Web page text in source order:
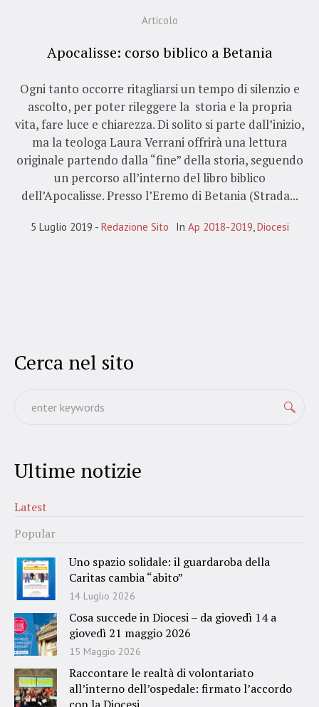
Articolo
Apocalisse: corso biblico a Betania
Ogni tanto occorre ritagliarsi un tempo di silenzio e
ascolto, per poter rileggere la storia e la propria
vita, fare luce e chiarezza. Di solito si parte dall’inizio,
ma la teologa Laura Verrani offrirà una lettura
originale partendo dalla “fine” della storia, seguendo
un percorso all’interno del libro biblico
dell’Apocalisse. Presso l’Eremo di Betania (Strada...
5 Luglio 2019 Redazione Sito In Ap 2018-2019,Diocesi
Cerca nel sito
Ultime notizie
Latest
Popular
Uno spazio solidale: il guardaroba della
Caritas cambia “abito”
14 Luglio 2026
Cosa succede in Diocesi – da giovedì 14 a
giovedì 21 maggio 2026
15 Maggio 2026
Raccontare le realtà di volontariato
all’interno dell’ospedale: firmato l’accordo